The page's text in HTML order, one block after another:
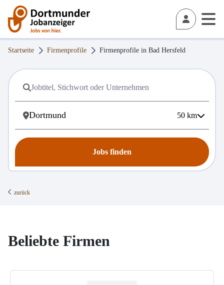
Startseite Firmenprofile Firmenprofile in Bad Hersfeld
50 km
Jobs finden
zurück
Beliebte Firmen